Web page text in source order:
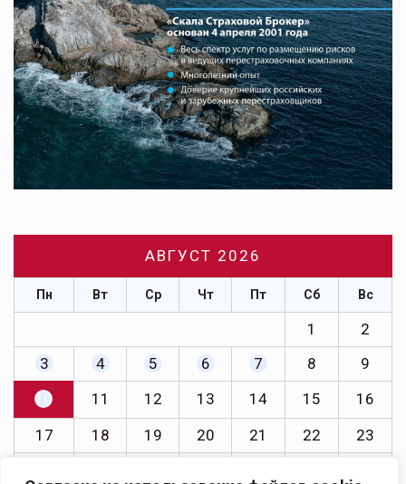
АВГУСТ 2026
Пн Вт Ср Чт Пт Сб Вс
1
2
3
4 5 6 7 8
9
10
11 12 13 14 15
16
17
18 19 20 21 22
23